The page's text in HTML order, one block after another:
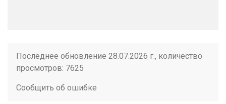
Последнее обновление 28.07.2026 г., количество
просмотров: 7625
Сообщить об ошибке